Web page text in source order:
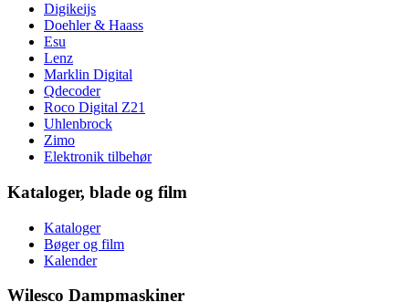
Digikeijs
Doehler & Haass
Esu
Lenz
Marklin Digital
Qdecoder
Roco Digital Z21
Uhlenbrock
Zimo
Elektronik tilbehør
Kataloger, blade og film
Kataloger
Bøger og film
Kalender
Wilesco Dampmaskiner